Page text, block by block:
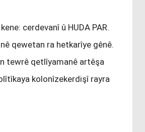
cerdevanî û HUDA PAR.
qewetan ra hetkarîye gênê.
tewrê qetlîyamanê artêşa
kolonîzekerdişî rayra